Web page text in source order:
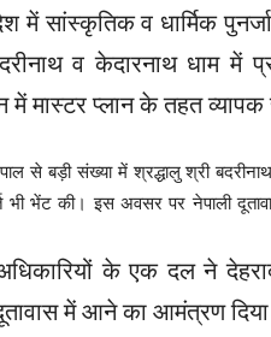
में सांस्कृतिक व धार्मिक
व केदारनाथ धाम में
में मास्टर प्लान के तहत
से बड़ी संख्या में श्रद्धालु श्री
भी भेंट की। इस अवसर पर नेपाली
के एक दल ने
में आने का आमंत्रण दिया